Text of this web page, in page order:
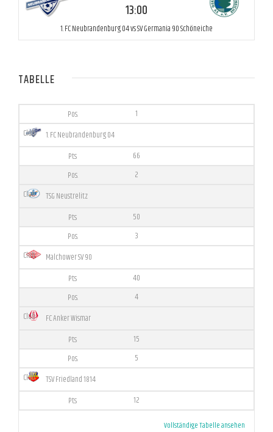
13:00
1. FC Neubrandenburg 04 vs SV Germania 90 Schöneiche
TABELLE
1
1. FC Neubrandenburg 04
66
2
TSG Neustrelitz
50
3
Malchower SV 90
40
4
FC Anker Wismar
15
5
TSV Friedland 1814
12
Vollständige Tabelle ansehen